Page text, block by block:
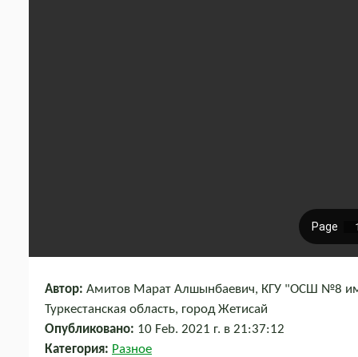
Автор: Амитов Марат Алшынбаевич, КГУ "ОСШ №8
Туркестанская область, город Жетисай
Опубликовано: 10 Feb. 2021 г. в 21:37:12
Категория: Разное